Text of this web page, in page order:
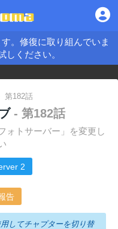
。修復に取り組んでいま
しください。
第182話
- 第182話
ォトサーバー」を変更し
2
告
してチャプターを切り替